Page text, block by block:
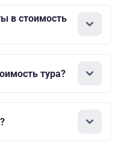
в стоимость
тура?